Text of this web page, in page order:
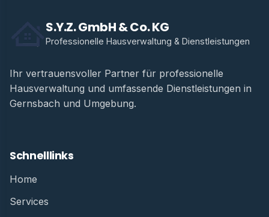
S.Y.Z. GmbH & Co. KG
Professionelle Hausverwaltung & Dienstleistungen
Ihr vertrauensvoller Partner für professionelle
Hausverwaltung und umfassende Dienstleistungen in
Gernsbach und Umgebung.
Schnelllinks
Home
Services